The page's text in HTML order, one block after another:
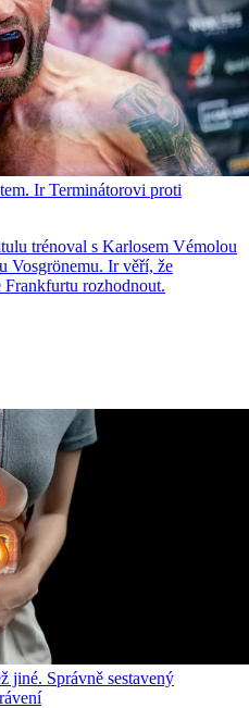
Ir Terminátorovi proti
trénoval s Karlosem Vémolou
Vosgrönemu. Ir věří, že
Frankfurtu rozhodnout.
jiné. Správně sestavený